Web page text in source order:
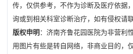
传，仅供参考，不作为诊断及医疗依据
询或到相关科室诊断治疗，如有侵权请联
版权申明：济南齐鲁花园医院为非营利
用图片有些是转自网络，非商业目的，